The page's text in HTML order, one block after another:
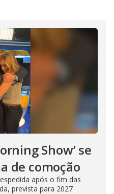
Show’ se
de comoção
após o fim das
prevista para 2027